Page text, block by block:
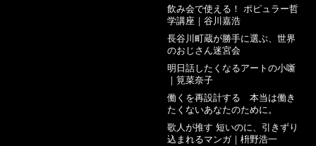
飲み会で使える！ ポピュラー哲
学講座｜谷川嘉浩
長谷川町蔵が勝手に選ぶ、世界
のおじさん迷宮会
明日話したくなるアートの小噺
｜筧菜奈子
働くを再設計する 本当は働き
たくないあなたのために。
歌人が推す 短いのに、引きずり
込まれるマンガ｜枡野浩一